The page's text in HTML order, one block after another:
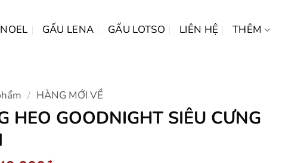
GẤU LENA GẤU LOTSO LIÊN HỆ THÊM
/ HÀNG MỚI VỀ
HEO GOODNIGHT SIÊU CƯNG